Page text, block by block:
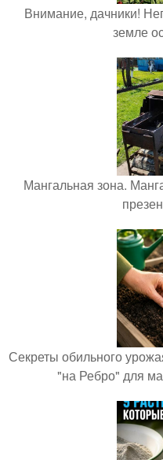
Внимание, дачники!
земле
Мангальная зона.
Секреты обильного
"на Ребро" для